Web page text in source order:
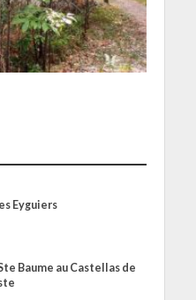
Eyguiers
Baume au Castellas de